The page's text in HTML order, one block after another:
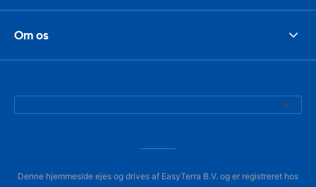
Om os
Denne hjemmeside ejes og drives af EasyTerra B.V. og er registreret hos